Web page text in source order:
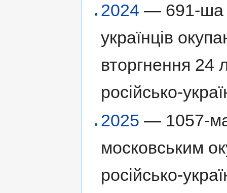
2024 — 691-ша
українців
вторгнення 24
російсько-
2025 — 1057-ма
московським
російсько-